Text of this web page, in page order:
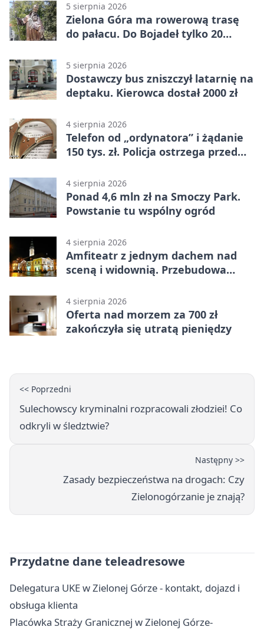
5 sierpnia 2026
Zielona Góra ma rowerową trasę
do pałacu. Do Bojadeł tylko 20
5 sierpnia 2026
Dostawczy bus zniszczył latarnię na
deptaku. Kierowca dostał 2000 zł
4 sierpnia 2026
Telefon od „ordynatora” i żądanie
150 tys. zł. Policja ostrzega przed
4 sierpnia 2026
Ponad 4,6 mln zł na Smoczy Park.
Powstanie tu wspólny ogród
4 sierpnia 2026
Amfiteatr z jednym dachem nad
sceną i widownią. Przebudowa
4 sierpnia 2026
Oferta nad morzem za 700 zł
zakończyła się utratą pieniędzy
<< Poprzedni
Sulechowscy kryminalni rozpracowali złodziei! Co
odkryli w śledztwie?
Następny >>
Zasady bezpieczeństwa na drogach: Czy
Zielonogórzanie je znają?
Przydatne dane teleadresowe
Delegatura UKE w Zielonej Górze - kontakt, dojazd i
obsługa klienta
Placówka Straży Granicznej w Zielonej Górze-